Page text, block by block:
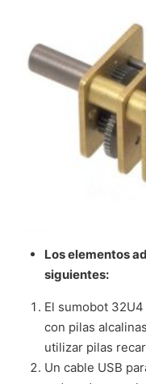
Los elementos
siguientes:
El sumobot
con pilas
utilizar pilas
Un cable USB